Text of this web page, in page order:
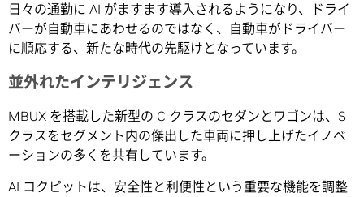
日々の通勤に AI がますます導入されるようになり、ドライ
バーが自動車にあわせるのではなく、自動車がドライバー
に順応する、新たな時代の先駆けとなっています。
並外れたインテリジェンス
MBUX を搭載した新型の C クラスのセダンとワゴンは、S
クラスをセグメント内の傑出した車両に押し上げたイノベ
ーションの多くを共有しています。
AI コクピットは、安全性と利便性という重要な機能を調整